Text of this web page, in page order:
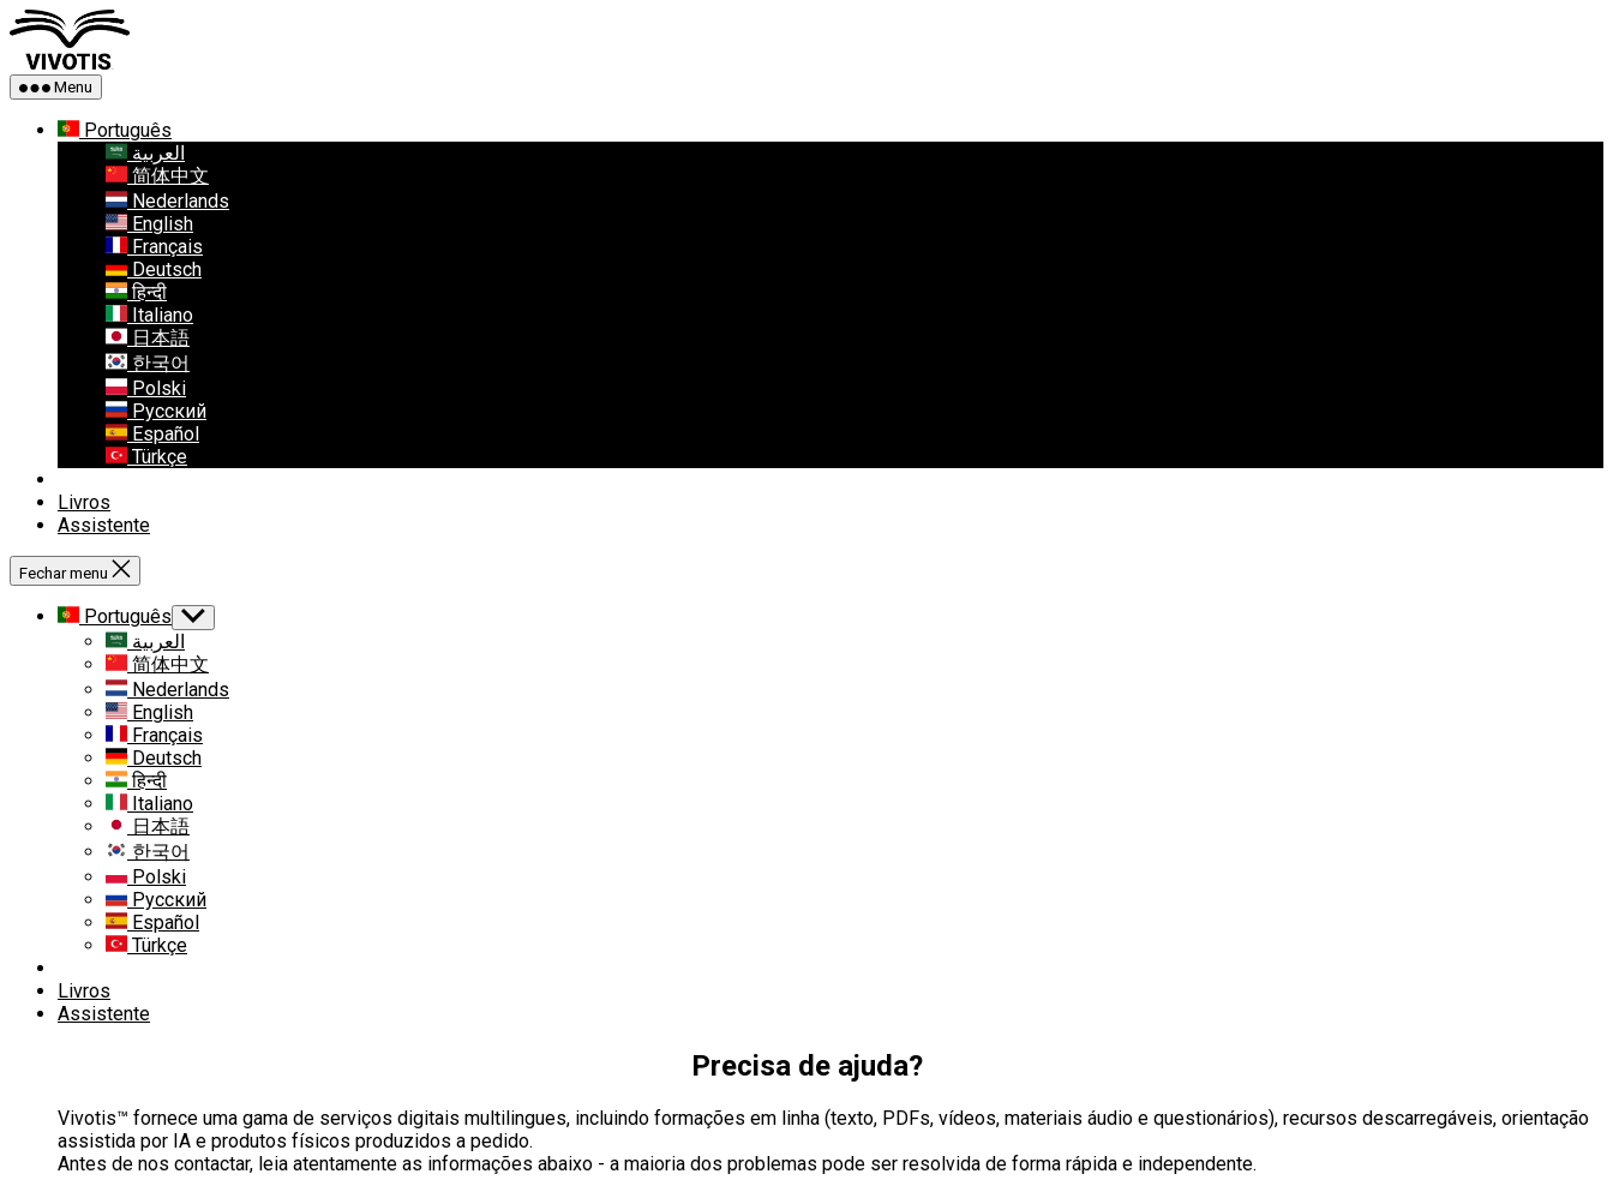
Saltar
para
conteúdo
Menu
Português
العربية
简体中文
Nederlands
English
Français
Deutsch
हिन्दी
Italiano
日本語
한국어
Polski
Русский
Español
Türkçe
Livros
Assistente
Fechar menu
Português Mostrar
submenuالعربية
简体中文
Nederlands
English
Français
Deutsch
हिन्दी
Italiano
日本語
한국어
Polski
Русский
Español
Türkçe
Livros
Assistente
Precisa de ajuda?
Vivotis™ fornece uma gama de serviços digitais multilingues, incluindo formações em linha (texto, PDFs, vídeos, materiais áudio e questionários), recursos descarregáveis, orientação
assistida por IA e produtos físicos produzidos a pedido.
Antes de nos contactar, leia atentamente as informações abaixo - a maioria dos problemas pode ser resolvida de forma rápida e independente.